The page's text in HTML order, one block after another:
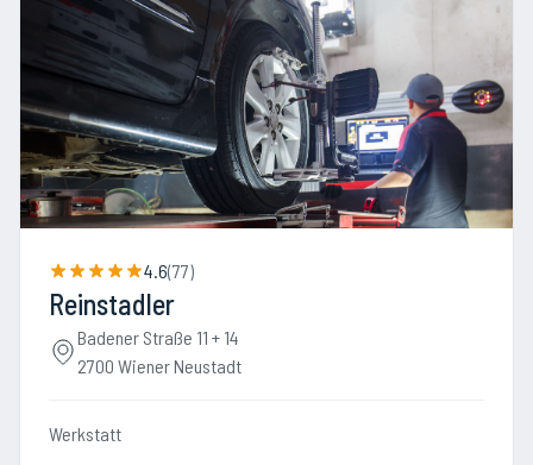
4.6(77)
Reinstadler
Badener Straße 11 + 14
2700 Wiener Neustadt
Werkstatt